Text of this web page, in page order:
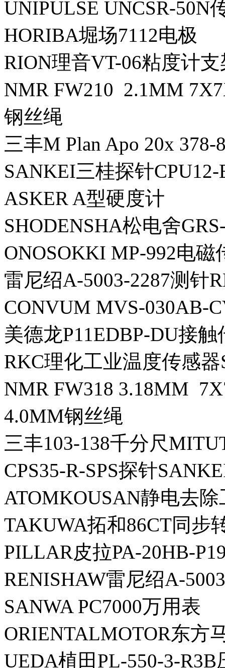
UNIPULSE UNCSR-50N
HORIBA堀场7112电极
RION理音VT-06粘度计支
NMR FW210 2.1MM
钢丝绳
三丰M Plan Apo 20x
SANKEI三桂探针CPU12-
ASKER A型硬度计
SHODENSHA松电舍
ONOSOKKI MP-992电磁
雷尼绍A-5003-2287测针
CONVUM MVS-030AB-
美德龙P11EDBP-DU接
RKC理化工业温度传感器
NMR FW318 3.18MM
4.0MM钢丝绳
三丰103-138千分尺
CPS35-R-SPS探针
ATOMKOUSAN静电去除
TAKUWA拓和86CT同步
PILLAR皮拉PA-20HB-
RENISHAW雷尼绍A-
SANWA PC7000万用表
ORIENTALMOTOR东方
UEDA植田PL-550-3-R3B